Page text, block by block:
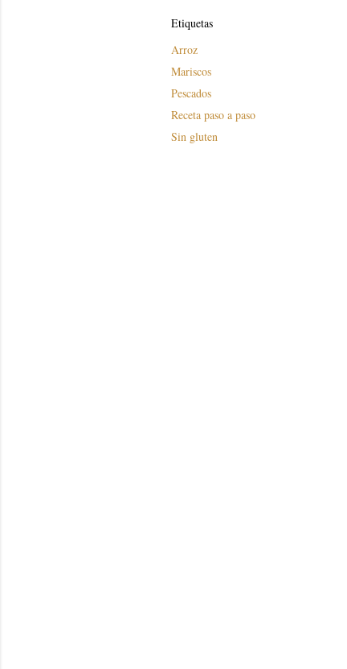
Etiquetas
Arroz
Mariscos
Pescados
Receta paso a paso
Sin gluten